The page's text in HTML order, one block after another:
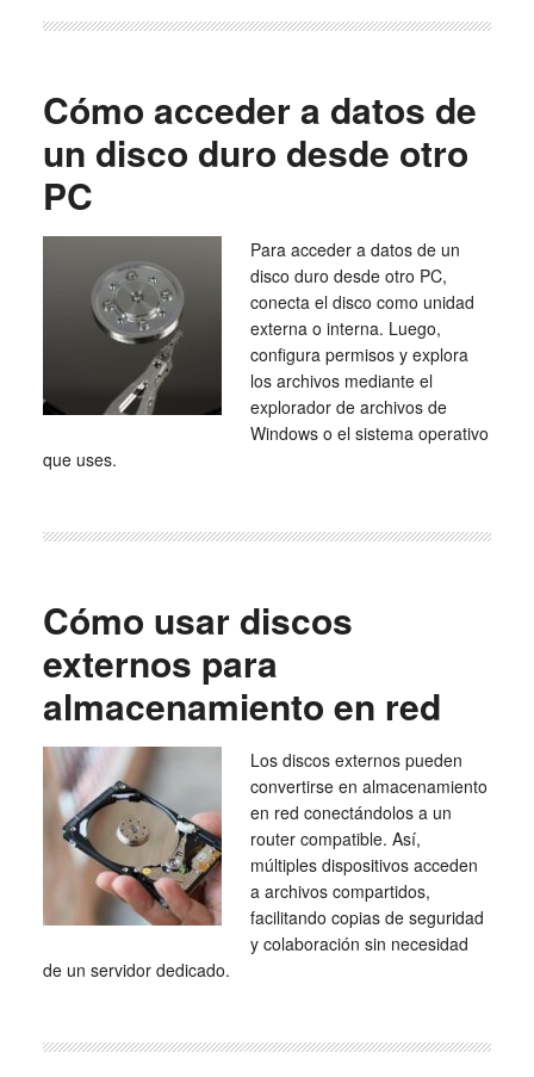
Cómo acceder a datos de
un disco duro desde otro
PC
Para acceder a datos de un
disco duro desde otro PC,
conecta el disco como unidad
externa o interna. Luego,
configura permisos y explora
los archivos mediante el
explorador de archivos de
Windows o el sistema operativo
que uses.
Cómo usar discos
externos para
almacenamiento en red
Los discos externos pueden
convertirse en almacenamiento
en red conectándolos a un
router compatible. Así,
múltiples dispositivos acceden
a archivos compartidos,
facilitando copias de seguridad
y colaboración sin necesidad
de un servidor dedicado.